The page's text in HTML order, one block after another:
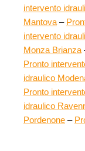
intervento
Mantova –
intervento
Monza Brianza
Pronto
idraulico
Pronto
idraulico
Pordenone –